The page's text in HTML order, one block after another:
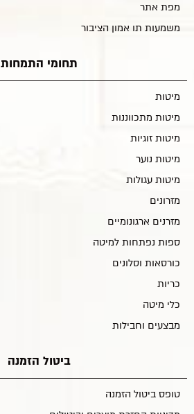
מפת אתר
משמעות תו אמון הציבור
תחומי התמחות
מיטות
מיטות מתכווננות
מיטות זוגיות
מיטות נוער
מיטות עגולות
מזרונים
מזרנים ארגונומיים
ספות נפתחות למיטה
כורסאות וסלונים
כריות
כלי מיטה
מבצעים וחבילות
ביטול הזמנה
טופס ביטול הזמנה